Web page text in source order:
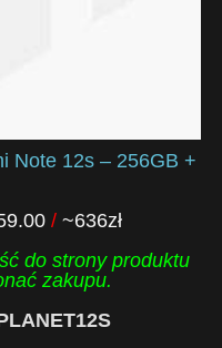
Note 12s – 256GB +
/~636zł
do strony produktu
zakupu.